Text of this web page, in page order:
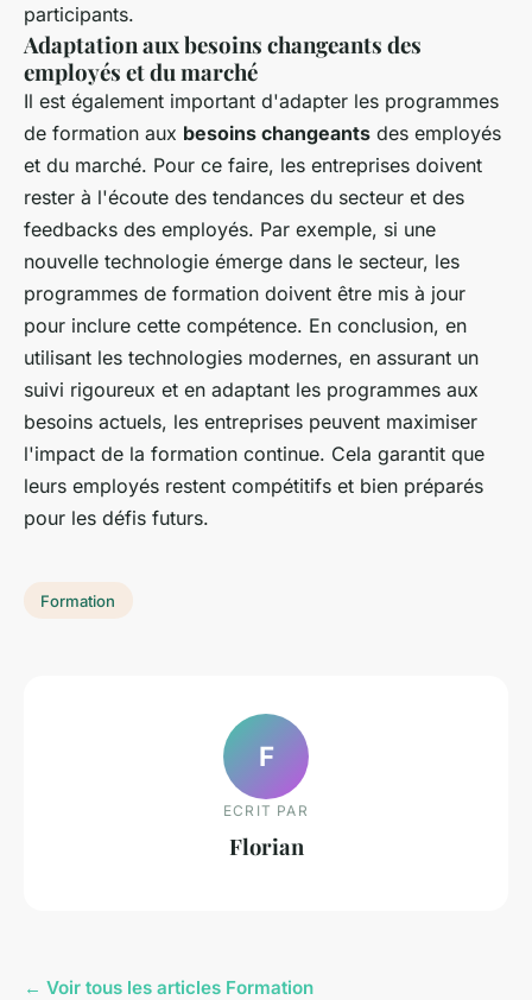
participants.
Adaptation aux besoins changeants des
employés et du marché
Il est également important d'adapter les programmes
de formation aux besoins changeants des employés
et du marché. Pour ce faire, les entreprises doivent
rester à l'écoute des tendances du secteur et des
feedbacks des employés. Par exemple, si une
nouvelle technologie émerge dans le secteur, les
programmes de formation doivent être mis à jour
pour inclure cette compétence. En conclusion, en
utilisant les technologies modernes, en assurant un
suivi rigoureux et en adaptant les programmes aux
besoins actuels, les entreprises peuvent maximiser
l'impact de la formation continue. Cela garantit que
leurs employés restent compétitifs et bien préparés
pour les défis futurs.
Formation
F
ECRIT PAR
Florian
← Voir tous les articles Formation